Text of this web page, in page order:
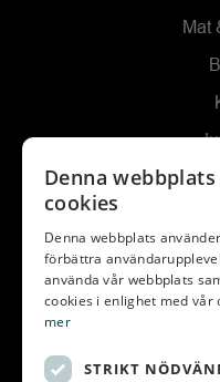
Mat
Denna
cookies
Denna webbplats
förbättra
använda vår webbplats
cookies i enlighet med vår
mer
STRIKT